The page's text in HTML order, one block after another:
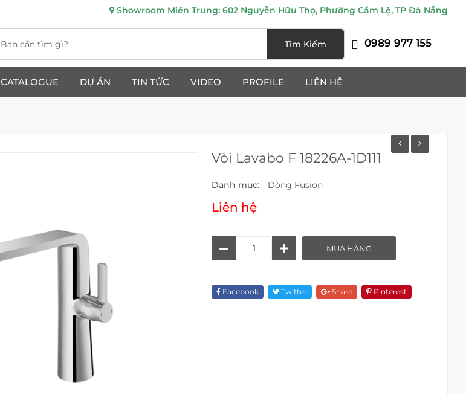
Showroom Miền Trung: 602 Nguyễn Hữu Thọ, Phường Cẩm Lệ, TP Đà Nẵng
Tìm Kiếm 0989 977 155
CATALOGUE DỰ ÁN TIN TỨC VIDEO PROFILE LIÊN HỆ
Vòi Lavabo F 18226A-1D111
Danh mục: Dòng Fusion
Liên hệ
18226A-
1D111
MUA HÀNG
Facebook Twitter Share Pinterest